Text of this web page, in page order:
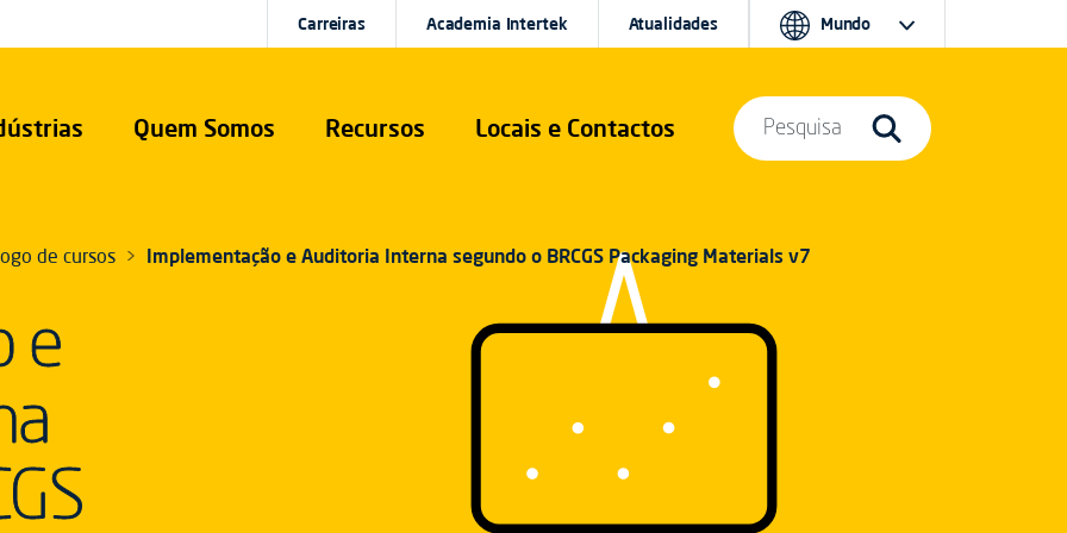
Quem Somos Recursos Locais e Contactos
Carreiras Academia Intertek Atualidades Mundo
Pesquisa
de cursos Implementação e Auditoria Interna segundo o BRCGS Packaging Materials v7
e